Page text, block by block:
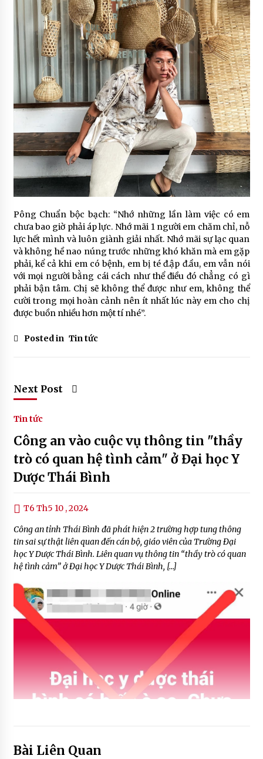
Pông Chuẩn bộc bạch: “Nhớ những lần làm việc có em
chưa bao giờ phải áp lực. Nhớ mãi 1 người em chăm chỉ, nỗ
lực hết mình và luôn giành giải nhất. Nhớ mãi sự lạc quan
và không hề nao núng trước những khó khăn mà em gặp
phải, kể cả khi em có bệnh, em bị té đ.ập đ.ầu, em vẫn nói
với mọi người bằng cái cách như thể điều đó chẳng có gì
phải bận tâm. Chị sẽ không thể được như em, không thể
cười trong mọi hoàn cảnh nên ít nhất lúc này em cho chị
được buồn nhiều hơn một tí nhé”.
Posted in Tin tức
Next Post
Tin tức
Công an vào cuộc vụ thông tin "thầy
trò có quan hệ tình cảm" ở Đại học Y
Dược Thái Bình
T6 Th5 10 , 2024
Công an tỉnh Thái Bình đã phát hiện 2 trường hợp tung thông
tin sai sự thật liên quan đến cán bộ, giáo viên của Trường Đại
học Y Dược Thái Bình. Liên quan vụ thông tin “thầy trò có quan
hệ tình cảm” ở Đại học Y Dược Thái Bình, […]
Bài Liên Quan